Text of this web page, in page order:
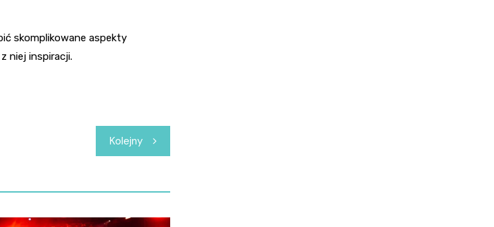
skomplikowane aspekty
niej inspiracji.
Kolejny